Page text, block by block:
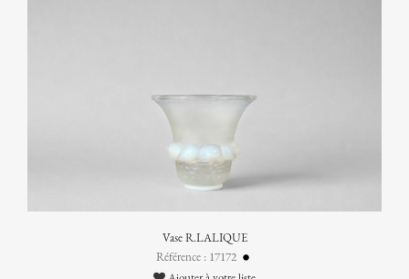
Vase R.LALIQUE
Référence : 17172